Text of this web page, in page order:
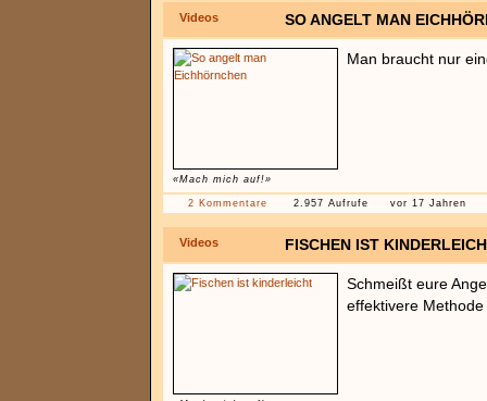
Videos SO ANGELT MAN
«Mach mich auf!»
Man braucht nur
2 Kommentare 2.957 Aufrufe vor 17 Jahren
Videos FISCHEN IST
Schmeißt eure
effektivere Methode